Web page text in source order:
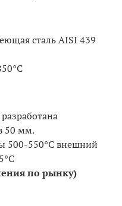
сталь AISI 439
50 мм.
500-550°С внешний
по рынку)